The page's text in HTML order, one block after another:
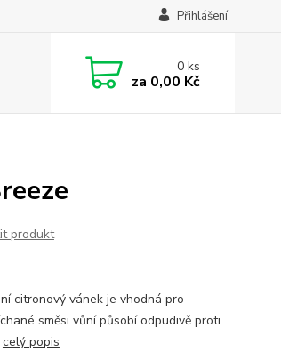
Přihlášení
0ks
za 0,00 Kč
produkt
citronový vánek je vhodná pro
směsi vůní působí odpudivě proti
celý popis